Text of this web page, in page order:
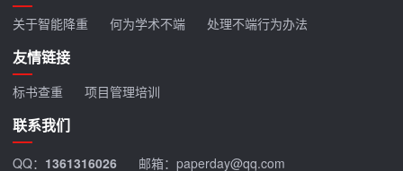
关于智能降重 何为学术不端 处理不端行为办法
友情链接
标书查重 项目管理培训
联系我们
QQ： 1361316026 邮箱：paperday@qq.com